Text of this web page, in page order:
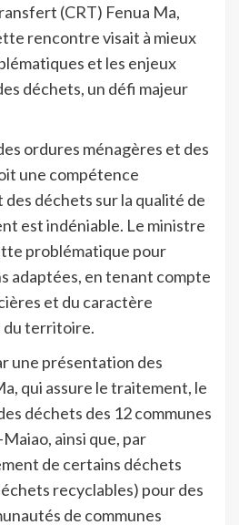
(CRT) Fenua Ma,
rencontre visait à mieux
et les enjeux
déchets, un défi majeur
ordures ménagères et des
une compétence
des déchets sur la qualité de
est indéniable. Le ministre
problématique pour
adaptées, en tenant compte
et du caractère
du territoire.
une présentation des
qui assure le traitement, le
déchets des 12 communes
ainsi que, par
de certains déchets
recyclables) pour des
de communes